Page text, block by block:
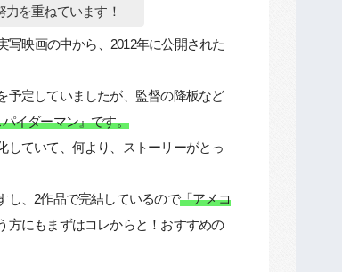
を重ねています！
映画の中から、2012年に公開された
予定していましたが、監督の降板など
イダーマン』です。
していて、何より、ストーリーがとっ
し、2作品で完結しているので「アメコ
方にもまずはコレからと！おすすめの